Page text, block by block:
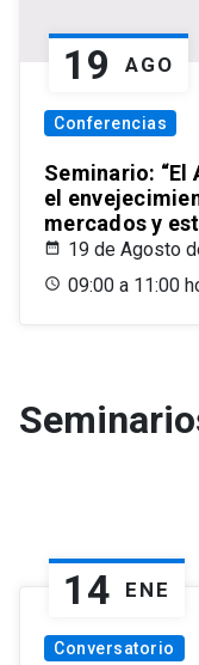
19 AGO
Conferencias
Seminario: “El
el
mercados y
19 de Agosto
09:00 a 11:00
14 ENE
Conversatorio